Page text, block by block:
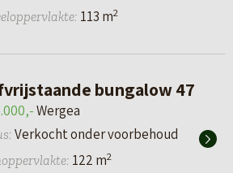
113 m2
bungalow 47
Wergea
Verkocht onder voorbehoud
122 m2